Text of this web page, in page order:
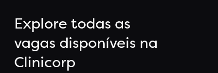
Explore todas as
vagas disponíveis na
Clinicorp